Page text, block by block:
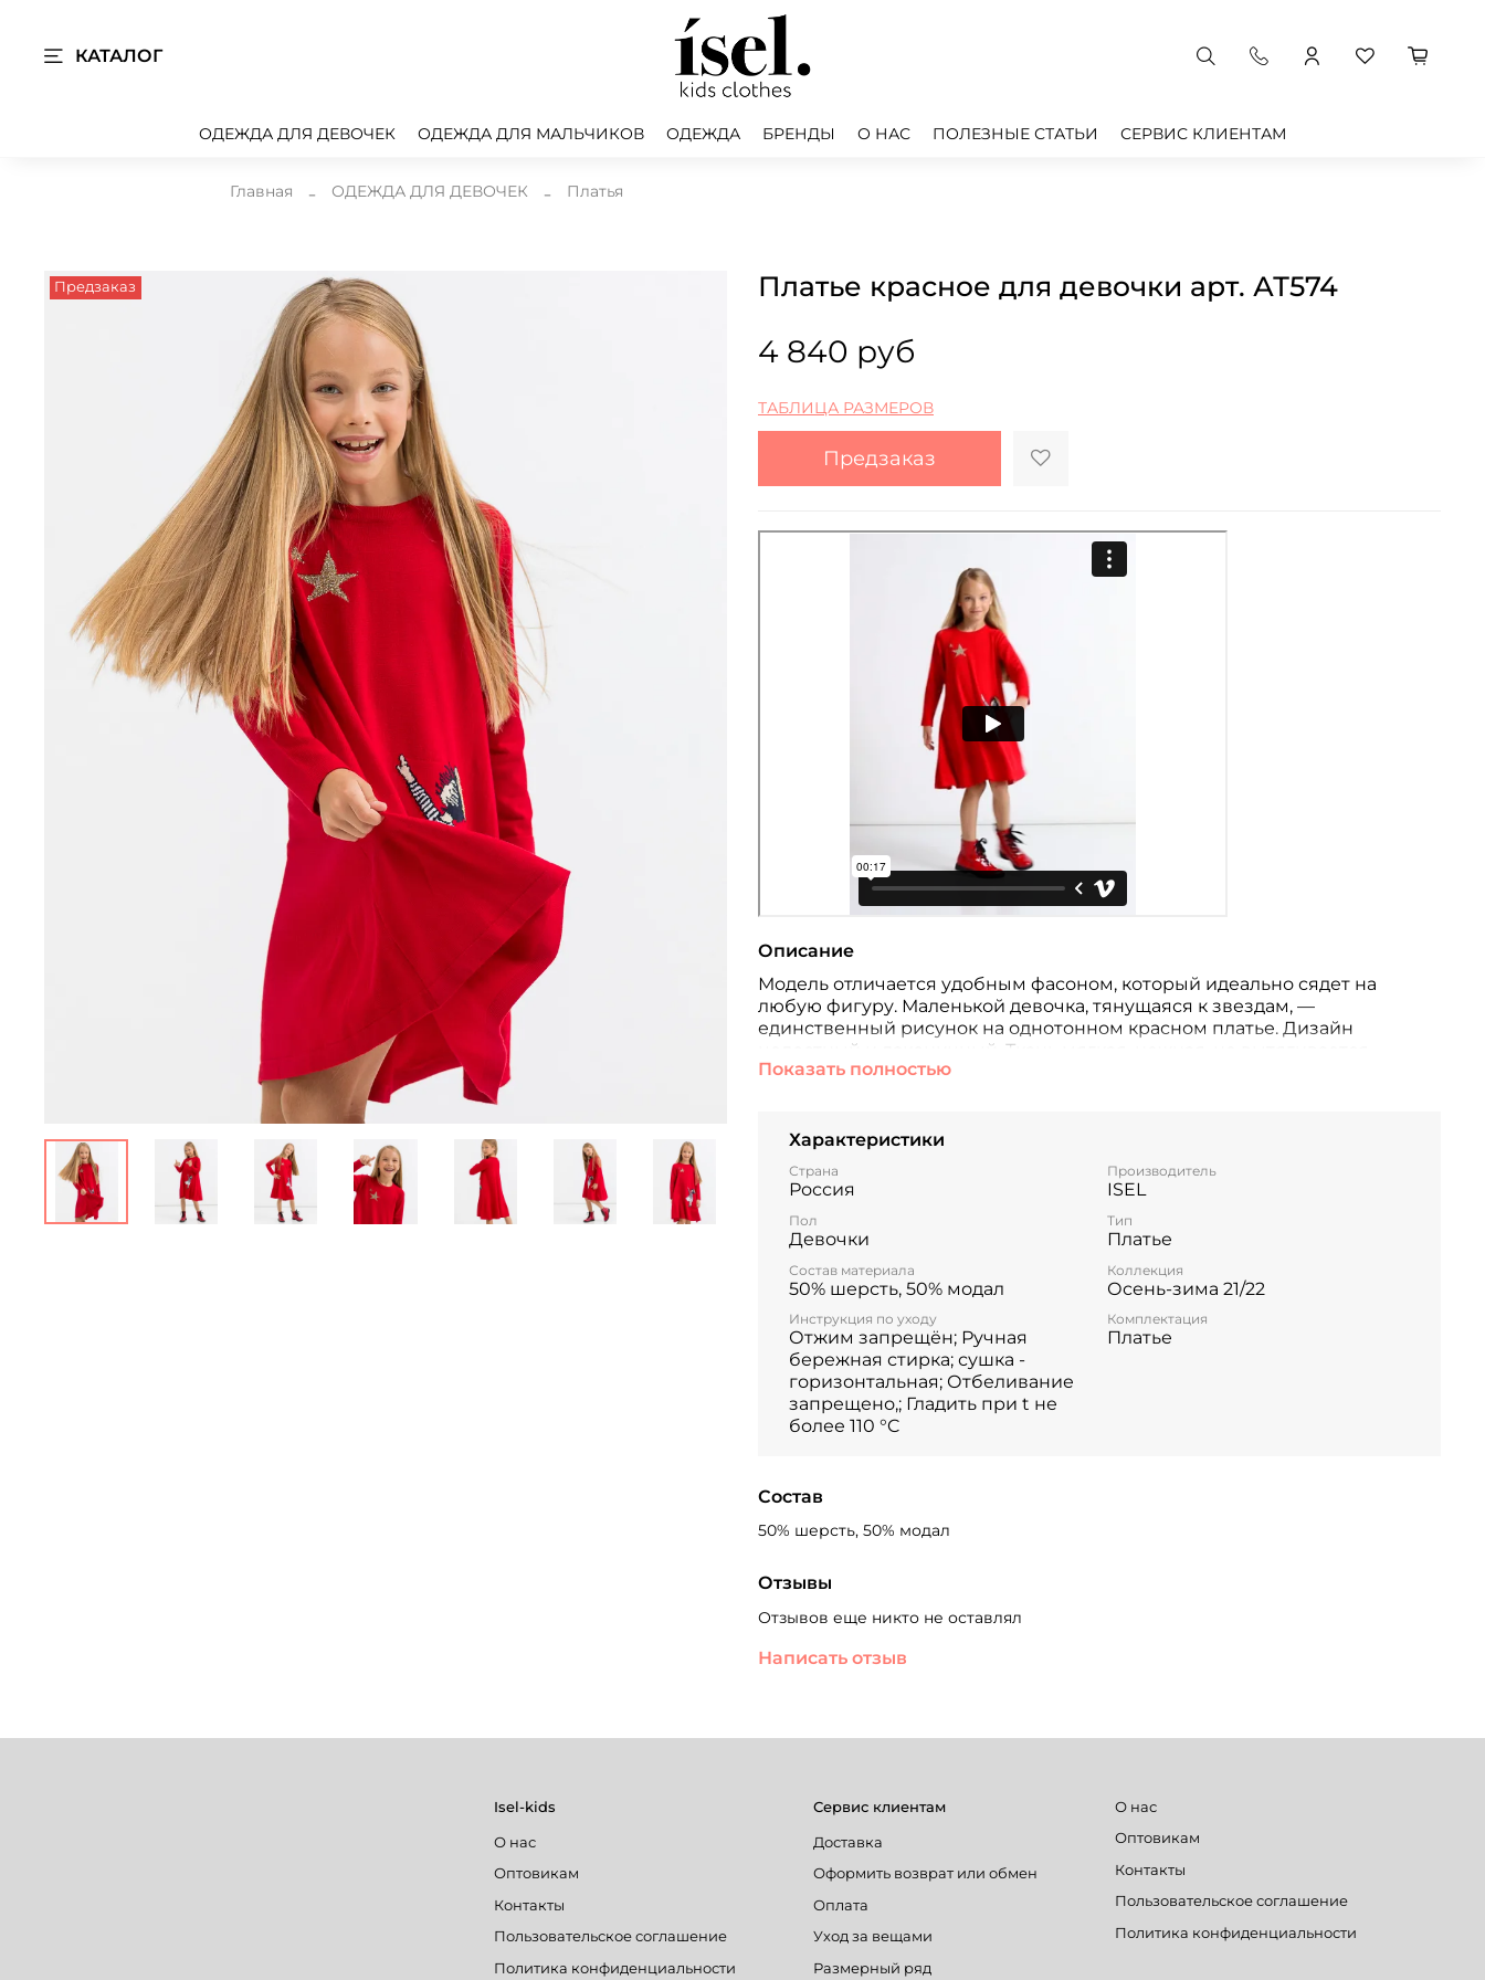
КАТАЛОГ
ОДЕЖДА ДЛЯ ДЕВОЧЕК ОДЕЖДА ДЛЯ МАЛЬЧИКОВ ОДЕЖДА БРЕНДЫ О НАС ПОЛЕЗНЫЕ СТАТЬИ СЕРВИС КЛИЕНТАМ
Главная ОДЕЖДА ДЛЯ ДЕВОЧЕК Платья
Предзаказ Платье красное для девочки арт. АТ574
4 840 руб
ТАБЛИЦА РАЗМЕРОВ
Предзаказ
Описание
Модель отличается удобным фасоном, который идеально сядет на
любую фигуру. Маленькой девочка, тянущаяся к звездам, —
единственный рисунок на однотонном красном платье. Дизайн
целостный и лаконичный. Ткань мягкая, нежная, не вытягивается.
Показать полностью
Характеристики
Страна
Россия
Производитель
ISEL
Пол
Девочки
Тип
Платье
Состав материала
50% шерсть, 50% модал
Коллекция
Осень-зима 21/22
Инструкция по уходу
Отжим запрещён; Ручная
бережная стирка; сушка -
горизонтальная; Отбеливание
запрещено,; Гладить при t не
более 110 °C
Комплектация
Платье
Состав
50% шерсть, 50% модал
Отзывы
Отзывов еще никто не оставлял
Написать отзыв
Isel-kids
О нас
Оптовикам
Контакты
Пользовательское соглашение
Политика конфиденциальности
Сервис клиентам
Доставка
Оформить возврат или обмен
Оплата
Уход за вещами
Размерный ряд
О нас
Оптовикам
Контакты
Пользовательское соглашение
Политика конфиденциальности